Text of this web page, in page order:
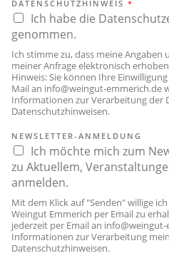
DATENSCHUTZHINWEIS *
Ich habe die
genommen.
Ich stimme zu, dass meine
meiner Anfrage elektronisch
Hinweis: Sie können Ihre
Mail an info@weingut-emmerich.de
Informationen zur Verarbeitung der
Datenschutzhinweisen.
NEWSLETTER-ANMELDUNG
Ich möchte mich zum
zu Aktuellem,
anmelden.
Mit dem Klick auf "Senden" willige
Weingut Emmerich per Email zu
jederzeit per Email an
Informationen zur Verarbeitung
Datenschutzhinweisen.